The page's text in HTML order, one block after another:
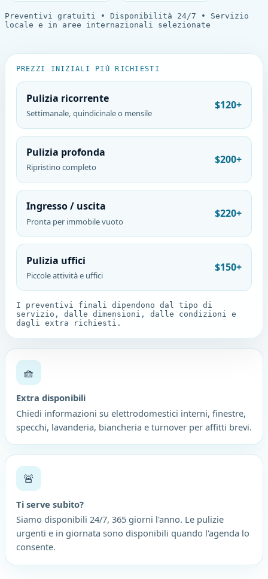
Preventivi gratuiti • Disponibilità 24/7 • Servizio
locale e in aree internazionali selezionate
PREZZI INIZIALI PIÙ RICHIESTI
Pulizia ricorrente
Settimanale, quindicinale o mensile
$120+
Pulizia profonda
Ripristino completo
$200+
Ingresso / uscita
Pronta per immobile vuoto
$220+
Pulizia uffici
Piccole attività e uffici
$150+
I preventivi finali dipendono dal tipo di
servizio, dalle dimensioni, dalle condizioni e
dagli extra richiesti.
🧺
Extra disponibili
Chiedi informazioni su elettrodomestici interni, finestre,
specchi, lavanderia, biancheria e turnover per affitti brevi.
🚨
Ti serve subito?
Siamo disponibili 24/7, 365 giorni l'anno. Le pulizie
urgenti e in giornata sono disponibili quando l'agenda lo
consente.